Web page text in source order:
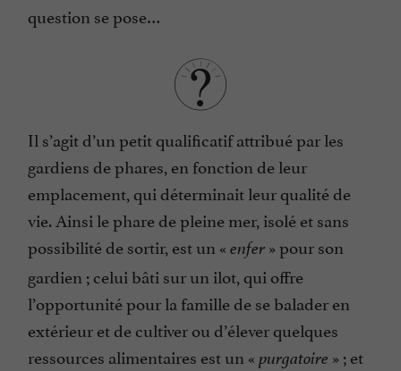
question se pose…
Il s’agit d’un petit qualificatif attribué par les
gardiens de phares, en fonction de leur
emplacement, qui déterminait leur qualité de
vie. Ainsi le phare de pleine mer, isolé et sans
possibilité de sortir, est un « enfer » pour son
gardien ; celui bâti sur un ilot, qui offre
l’opportunité pour la famille de se balader en
extérieur et de cultiver ou d’élever quelques
ressources alimentaires est un « purgatoire » ; et